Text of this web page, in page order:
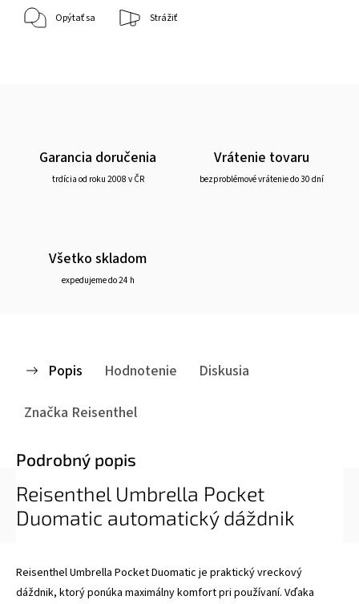
Opýtať sa Strážiť
Garancia doručenia
trdícia od roku 2008 v ČR
Vrátenie tovaru
bezproblémové vrátenie do 30 dní
Všetko skladom
expedujeme do 24 h
Popis Hodnotenie
Diskusia
Značka Reisenthel
Podrobný popis
Reisenthel Umbrella Pocket
Duomatic automatický dáždnik
Reisenthel Umbrella Pocket Duomatic je praktický vreckový
dáždnik, ktorý ponúka maximálny komfort pri používaní. Vďaka